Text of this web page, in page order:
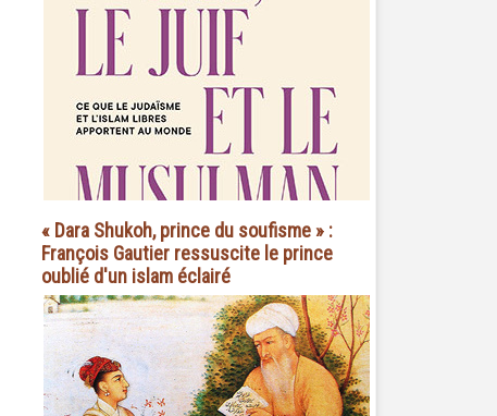
« Dara Shukoh, prince du soufisme » :
François Gautier ressuscite le prince
oublié d'un islam éclairé